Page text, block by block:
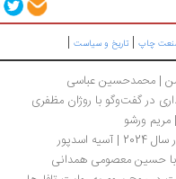
صنعت چاپ | تاریخ و سیاست |
| محمدحسین عباسی
در گفت‌وگو با روژان مظفری
ورشو
حسین معصومی همدانی